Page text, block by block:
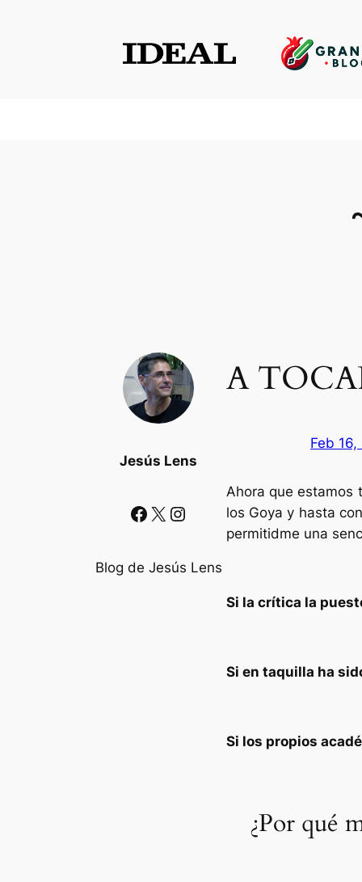
Jesús Lens
Facebook X Instagram
Blog de Jesús Lens
A
Feb 16,
Ahora que estamos
los Goya y hasta
permitidme una
Si la crítica la
Si en taquilla ha
Si los propios
¿Por qué